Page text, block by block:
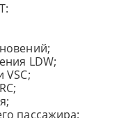
LDW;
VSC;
пассажира;